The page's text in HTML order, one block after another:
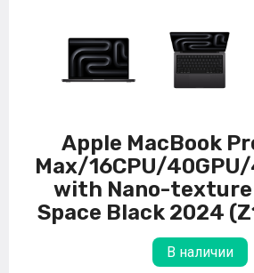
Apple MacBook
Max/16CPU/
with Nano-texture
Space Black 2024
В наличии